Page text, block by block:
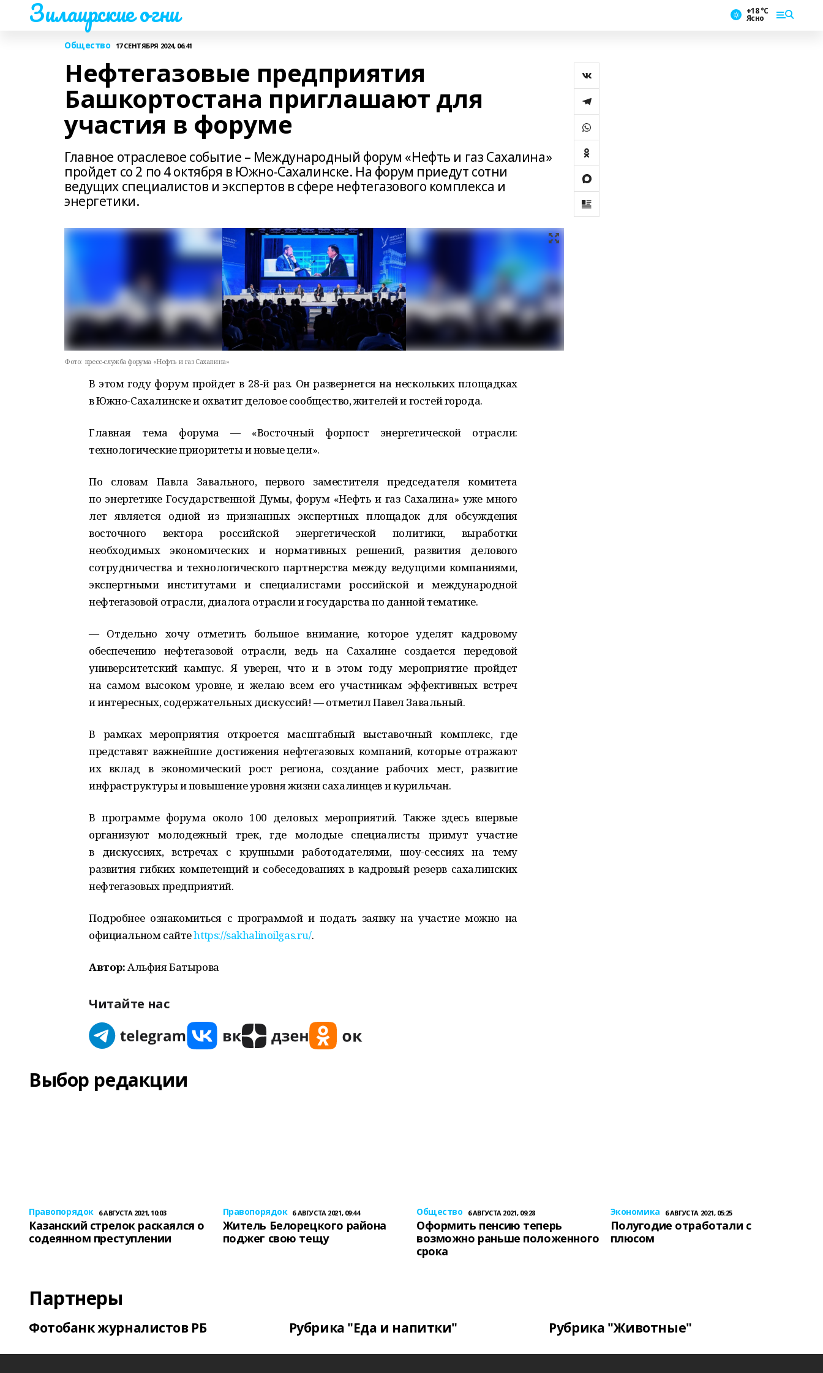
Зилаирские огни +18 °С
Ясно
Общество 17 СЕНТЯБРЯ 2024, 06:41
Нефтегазовые предприятия
Башкортостана приглашают для
участия в форуме
Главное отраслевое событие – Международный форум «Нефть и газ Сахалина»
пройдет со 2 по 4 октября в Южно-Сахалинске. На форум приедут сотни
ведущих специалистов и экспертов в сфере нефтегазового комплекса и
энергетики.
Фото: пресс-служба форума «Нефть и газ Сахалина»
В этом году форум пройдет в 28-й раз. Он развернется на нескольких площадках
в Южно-Сахалинске и охватит деловое сообщество, жителей и гостей города.
Главная тема форума — «Восточный форпост энергетической отрасли:
технологические приоритеты и новые цели».
По словам Павла Завального, первого заместителя председателя комитета
по энергетике Государственной Думы, форум «Нефть и газ Сахалина» уже много
лет является одной из признанных экспертных площадок для обсуждения
восточного вектора российской энергетической политики, выработки
необходимых экономических и нормативных решений, развития делового
сотрудничества и технологического партнерства между ведущими компаниями,
экспертными институтами и специалистами российской и международной
нефтегазовой отрасли, диалога отрасли и государства по данной тематике.
— Отдельно хочу отметить большое внимание, которое уделят кадровому
обеспечению нефтегазовой отрасли, ведь на Сахалине создается передовой
университетский кампус. Я уверен, что и в этом году мероприятие пройдет
на самом высоком уровне, и желаю всем его участникам эффективных встреч
и интересных, содержательных дискуссий! — отметил Павел Завальный.
В рамках мероприятия откроется масштабный выставочный комплекс, где
представят важнейшие достижения нефтегазовых компаний, которые отражают
их вклад в экономический рост региона, создание рабочих мест, развитие
инфраструктуры и повышение уровня жизни сахалинцев и курильчан.
В программе форума около 100 деловых мероприятий. Также здесь впервые
организуют молодежный трек, где молодые специалисты примут участие
в дискуссиях, встречах с крупными работодателями, шоу-сессиях на тему
развития гибких компетенций и собеседованиях в кадровый резерв сахалинских
нефтегазовых предприятий.
Подробнее ознакомиться с программой и подать заявку на участие можно на
официальном сайтеhttps://sakhalinoilgas.ru/.
Автор:Альфия Батырова
Читайте нас
Выбор редакции
Правопорядок 6 АВГУСТА 2021, 10:03
Казанский стрелок раскаялся о
содеянном преступлении
Правопорядок 6 АВГУСТА 2021, 09:44
Житель Белорецкого района
поджег свою тещу
Общество 6 АВГУСТА 2021, 09:28
Оформить пенсию теперь
возможно раньше положенного
срока
Экономика 6 АВГУСТА 2021, 05:25
Полугодие отработали с
плюсом
Партнеры
Фотобанк журналистов РБ Рубрика "Еда и напитки" Рубрика "Животные"